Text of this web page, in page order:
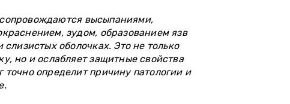
высыпаниями,
зудом, образованием язв
слизистых оболочках. Это не только
но и ослабляет защитные свойства
точно определит причину патологии и